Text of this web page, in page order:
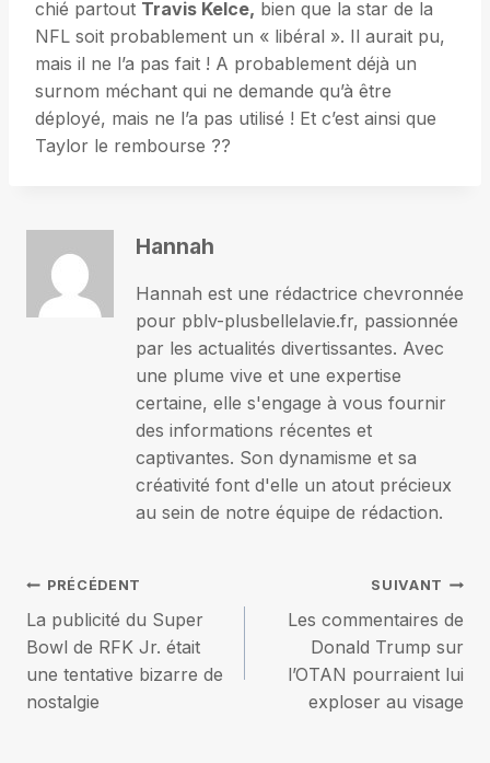
chié partout Travis Kelce, bien que la star de la
NFL soit probablement un « libéral ». Il aurait pu,
mais il ne l’a pas fait ! A probablement déjà un
surnom méchant qui ne demande qu’à être
déployé, mais ne l’a pas utilisé ! Et c’est ainsi que
Taylor le rembourse ??
Hannah
Hannah est une rédactrice chevronnée
pour pblv-plusbellelavie.fr, passionnée
par les actualités divertissantes. Avec
une plume vive et une expertise
certaine, elle s'engage à vous fournir
des informations récentes et
captivantes. Son dynamisme et sa
créativité font d'elle un atout précieux
au sein de notre équipe de rédaction.
Navigation
de
l’article
PRÉCÉDENT
La publicité du Super
Bowl de RFK Jr. était
une tentative bizarre de
nostalgie
SUIVANT
Les commentaires de
Donald Trump sur
l’OTAN pourraient lui
exploser au visage